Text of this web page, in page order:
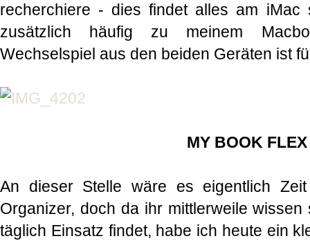
recherchiere - dies findet alles am iMac
zusätzlich häufig zu meinem
Wechselspiel aus den beiden Geräten ist
MY BOOK
An dieser Stelle wäre es eigentlich
Organizer, doch da ihr mittlerweile
täglich Einsatz findet, habe ich heute ein